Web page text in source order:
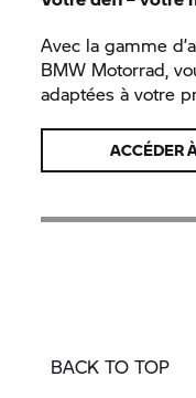
Avec la gamme
BMW Motorrad,
adaptées à votre
ACCÉDER
BACK TO TOP